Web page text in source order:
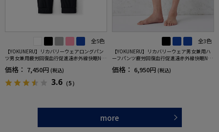
全5色
【YOKUNERU】リカバリーウェアロングパン
ツ男女兼用疲労回復血行促進遠赤外線快眠NA
NOMIX(R)【一般医療機器】SS～LLサイズ
価格： 7,450円 (税込)
3.6 （5）
全3色
【YOKUNERU】リカバリーウェア男女兼用ハ
ーフパンツ疲労回復血行促進遠赤外線快眠NA
NOMIX(R)【一般医療機器】SS～LLサイズ
価格： 6,950円 (税込)
more